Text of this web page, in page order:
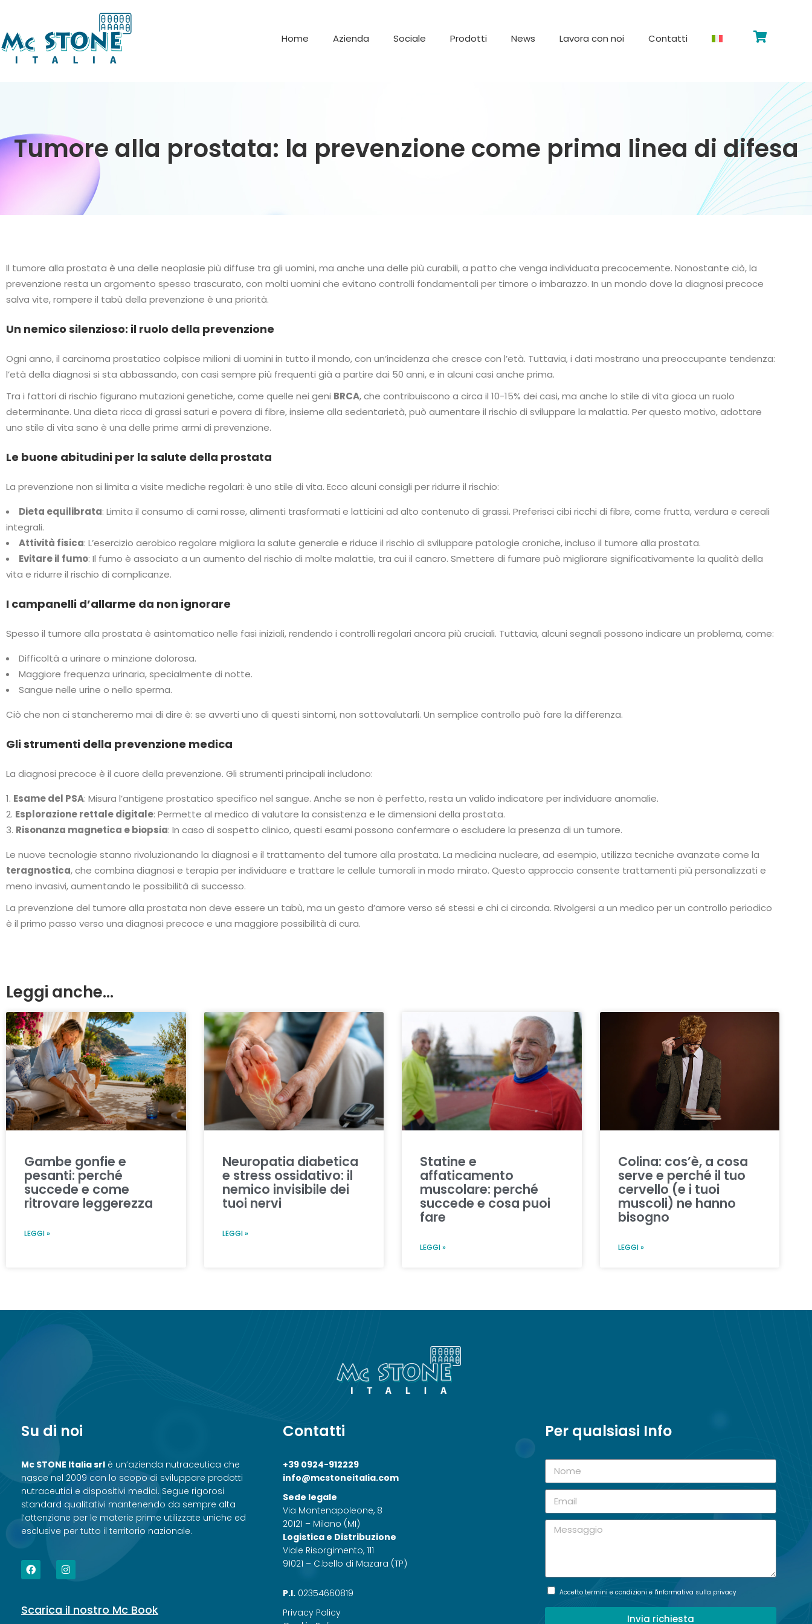
Home Azienda Sociale Prodotti News Lavora con noi Contatti
Tumore alla prostata: la prevenzione come prima linea di difesa
Il tumore alla prostata è una delle neoplasie più diffuse tra gli uomini, ma anche una delle più curabili, a patto che venga individuata precocemente. Nonostante ciò, la
prevenzione resta un argomento spesso trascurato, con molti uomini che evitano controlli fondamentali per timore o imbarazzo. In un mondo dove la diagnosi precoce
salva vite, rompere il tabù della prevenzione è una priorità.
Un nemico silenzioso: il ruolo della prevenzione
Ogni anno, il carcinoma prostatico colpisce milioni di uomini in tutto il mondo, con un’incidenza che cresce con l’età. Tuttavia, i dati mostrano una preoccupante tendenza:
l’età della diagnosi si sta abbassando, con casi sempre più frequenti già a partire dai 50 anni, e in alcuni casi anche prima.
Tra i fattori di rischio figurano mutazioni genetiche, come quelle nei geni BRCA, che contribuiscono a circa il 10-15% dei casi, ma anche lo stile di vita gioca un ruolo
determinante. Una dieta ricca di grassi saturi e povera di fibre, insieme alla sedentarietà, può aumentare il rischio di sviluppare la malattia. Per questo motivo, adottare
uno stile di vita sano è una delle prime armi di prevenzione.
Le buone abitudini per la salute della prostata
La prevenzione non si limita a visite mediche regolari: è uno stile di vita. Ecco alcuni consigli per ridurre il rischio:
Dieta equilibrata: Limita il consumo di carni rosse, alimenti trasformati e latticini ad alto contenuto di grassi. Preferisci cibi ricchi di fibre, come frutta, verdura e cereali
integrali.
Attività fisica: L’esercizio aerobico regolare migliora la salute generale e riduce il rischio di sviluppare patologie croniche, incluso il tumore alla prostata.
Evitare il fumo: Il fumo è associato a un aumento del rischio di molte malattie, tra cui il cancro. Smettere di fumare può migliorare significativamente la qualità della
vita e ridurre il rischio di complicanze.
I campanelli d’allarme da non ignorare
Spesso il tumore alla prostata è asintomatico nelle fasi iniziali, rendendo i controlli regolari ancora più cruciali. Tuttavia, alcuni segnali possono indicare un problema, come:
Difficoltà a urinare o minzione dolorosa.
Maggiore frequenza urinaria, specialmente di notte.
Sangue nelle urine o nello sperma.
Ciò che non ci stancheremo mai di dire è: se avverti uno di questi sintomi, non sottovalutarli. Un semplice controllo può fare la differenza.
Gli strumenti della prevenzione medica
La diagnosi precoce è il cuore della prevenzione. Gli strumenti principali includono:
Esame del PSA: Misura l’antigene prostatico specifico nel sangue. Anche se non è perfetto, resta un valido indicatore per individuare anomalie.
Esplorazione rettale digitale: Permette al medico di valutare la consistenza e le dimensioni della prostata.
Risonanza magnetica e biopsia: In caso di sospetto clinico, questi esami possono confermare o escludere la presenza di un tumore.
Le nuove tecnologie stanno rivoluzionando la diagnosi e il trattamento del tumore alla prostata. La medicina nucleare, ad esempio, utilizza tecniche avanzate come la
teragnostica, che combina diagnosi e terapia per individuare e trattare le cellule tumorali in modo mirato. Questo approccio consente trattamenti più personalizzati e
meno invasivi, aumentando le possibilità di successo.
La prevenzione del tumore alla prostata non deve essere un tabù, ma un gesto d’amore verso sé stessi e chi ci circonda. Rivolgersi a un medico per un controllo periodico
è il primo passo verso una diagnosi precoce e una maggiore possibilità di cura.
Leggi anche...
Gambe gonfie e
pesanti: perché
succede e come
ritrovare leggerezza
LEGGI »
Neuropatia diabetica
e stress ossidativo: il
nemico invisibile dei
tuoi nervi
LEGGI »
Statine e
affaticamento
muscolare: perché
succede e cosa puoi
fare
LEGGI »
Colina: cos’è, a cosa
serve e perché il tuo
cervello (e i tuoi
muscoli) ne hanno
bisogno
LEGGI »
Su di noi
Mc STONE Italia srl è un’azienda nutraceutica che
nasce nel 2009 con lo scopo di sviluppare prodotti
nutraceutici e dispositivi medici. Segue rigorosi
standard qualitativi mantenendo da sempre alta
l’attenzione per le materie prime utilizzate uniche ed
esclusive per tutto il territorio nazionale.
Scarica il nostro Mc Book
Contatti
+39 0924-912229
info@mcstoneitalia.com
Sede legale
Via Montenapoleone, 8
20121 – Milano (MI)
Logistica e Distribuzione
Viale Risorgimento, 111
91021 – C.bello di Mazara (TP)
P.I. 02354660819
Privacy Policy
Per qualsiasi Info
Accetto termini e condizioni e l'informativa sulla privacy
Invia richiesta